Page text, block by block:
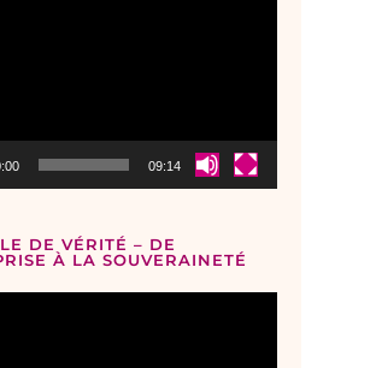
09:14
DE VÉRITÉ – DE
À LA SOUVERAINETÉ